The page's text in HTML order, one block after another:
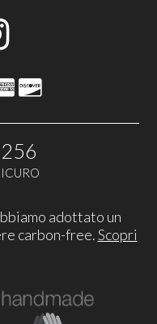
256
adottato un
carbon-free.Scopri